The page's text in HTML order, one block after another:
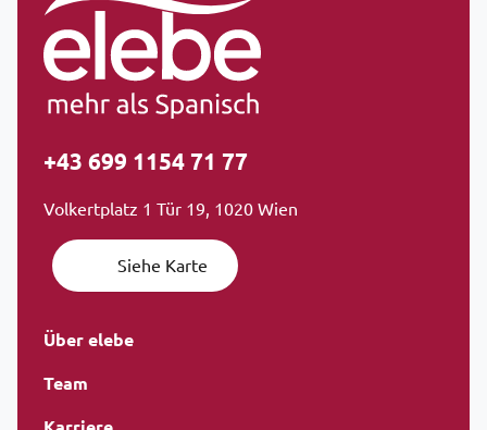
+43 699 1154 71 77
Volkertplatz 1 Tür 19, 1020 Wien
Siehe Karte
Über elebe
Team